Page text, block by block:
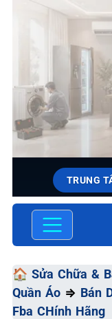
TRUNG
SỬA
🏠 Sửa Chữa &
Quần Áo ⇒ Bán
Fba CHính Hãng